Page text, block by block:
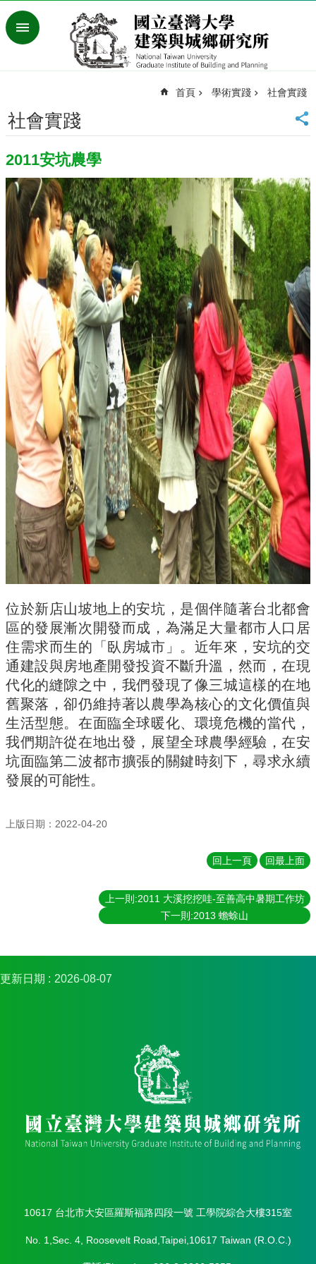
跳到主要內容區塊
進
灣
大
首
English
最
消
息
系
所
簡
介
系
所
成
員
招
生
資
訊
課
程
資
訊
與
成
學
術
實
踐
國
際
交
流
規
定
與
金
捐
款
大
學
首
大
圖
首頁 學術實踐 社會實踐
社會實踐
2011安坑農學
位於新店山坡地上的安坑，是個伴隨著台北都會
區的發展漸次開發而成，為滿足大量都市人口居
住需求而生的「臥房城市」。近年來，安坑的交
通建設與房地產開發投資不斷升溫，然而，在現
代化的縫隙之中，我們發現了像三城這樣的在地
舊聚落，卻仍維持著以農學為核心的文化價值與
生活型態。在面臨全球暖化、環境危機的當代，
我們期許從在地出發，展望全球農學經驗，在安
坑面臨第二波都市擴張的關鍵時刻下，尋求永續
發展的可能性。
上版日期：2022-04-20
回上一頁 回最上面
上一則:2011 大溪挖挖哇-至善高中暑期工作坊
下一則:2013 蟾蜍山
更新日期 2026-08-07
10617 台北市大安區羅斯福路四段一號 工學院綜合大樓315室
No. 1,Sec. 4, Roosevelt Road,Taipei,10617 Taiwan (R.O.C.)